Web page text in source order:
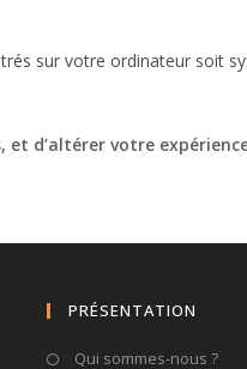
sur votre ordinateur soit
d’altérer votre
PRÉSENTATION
Qui sommes-nous ?